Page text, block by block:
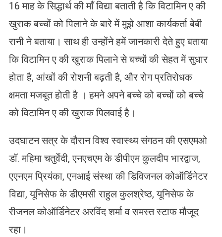
16 माह के सिद्धार्थ की माँ विद्या बताती है कि विटामिन ए की
खुराक बच्चों को पिलाने के बारे में मुझे आशा कार्यकर्ता बेबी
रानी ने बताया। साथ ही उन्होंने हमें जानकारी देते हुए बताया
कि विटामिन ए की खुराक पिलाने से बच्चों की सेहत में सुधार
होता है, आंखों की रोशनी बढ़ती है, और रोग प्रतिरोधक
क्षमता मजबूत होती है । हमने अपने बच्चे को बच्चों को बच्चे
को विटामिन ए की खुराक पिलवाई है।
उदघाटन सत्र के दौरान विश्व स्वास्थ्य संगठन की एसएमओ
डॉ. महिमा चतुर्वेदी, एनएचएम के डीपीएम कुलदीप भारद्वाज,
एएनएम प्रियंका, एनआई संस्था की डिविजनल कोऑर्डिनेटर
विद्या, यूनिसेफ के डीएमसी राहुल कुलश्रेष्ठ, यूनिसेफ के
रीजनल कोऑर्डिनेटर अरविंद शर्मा व समस्त स्टाफ मौजूद
रहा।